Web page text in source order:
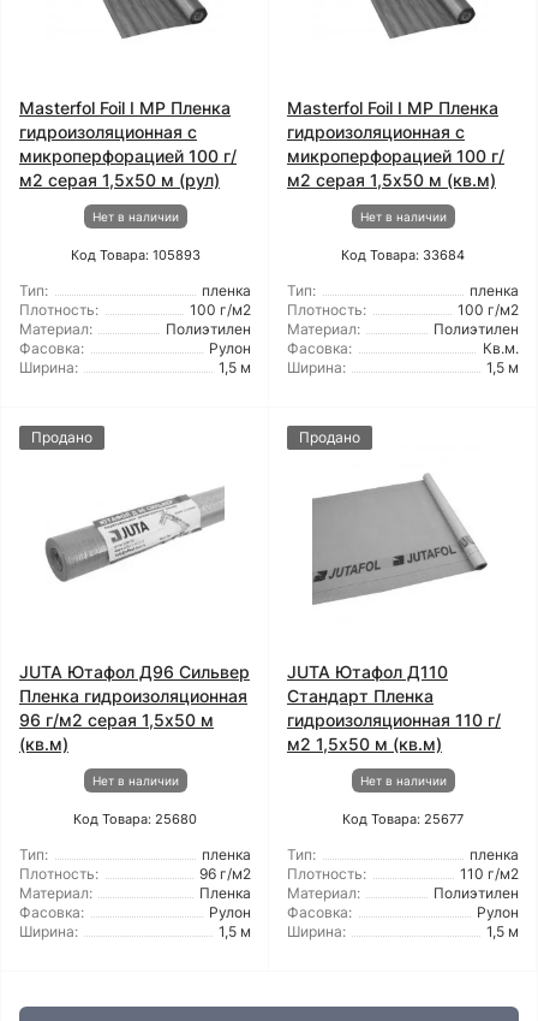
Masterfol Foil I MP Пленка
гидроизоляционная с
микроперфорацией 100 г/
м2 серая 1,5x50 м (рул)
Нет в наличии
Код Товара: 105893
Тип:
пленка
Плотность:
100 г/м2
Материал:
Полиэтилен
Фасовка:
Рулон
Ширина:
1,5 м
Masterfol Foil I MP Пленка
гидроизоляционная с
микроперфорацией 100 г/
м2 серая 1,5x50 м (кв.м)
Нет в наличии
Код Товара: 33684
Тип:
пленка
Плотность:
100 г/м2
Материал:
Полиэтилен
Фасовка:
Кв.м.
Ширина:
1,5 м
Продано
JUTA Ютафол Д96 Сильвер
Пленка гидроизоляционная
96 г/м2 серая 1,5x50 м
(кв.м)
Нет в наличии
Код Товара: 25680
Тип:
пленка
Плотность:
96 г/м2
Материал:
Пленка
Фасовка:
Рулон
Ширина:
1,5 м
Продано
JUTA Ютафол Д110
Стандарт Пленка
гидроизоляционная 110 г/
м2 1,5x50 м (кв.м)
Нет в наличии
Код Товара: 25677
Тип:
пленка
Плотность:
110 г/м2
Материал:
Полиэтилен
Фасовка:
Рулон
Ширина:
1,5 м